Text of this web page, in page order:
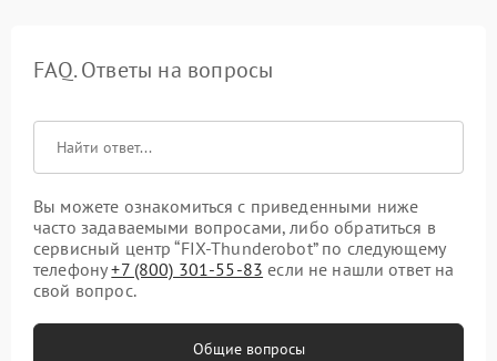
FAQ. Ответы на вопросы
Вы можете ознакомиться с приведенными ниже
часто задаваемыми вопросами, либо обратиться в
сервисный центр “FIX-Thunderobot” по следующему
телефону+7 (800) 301-55-83 если не нашли ответ на
свой вопрос.
Общие вопросы